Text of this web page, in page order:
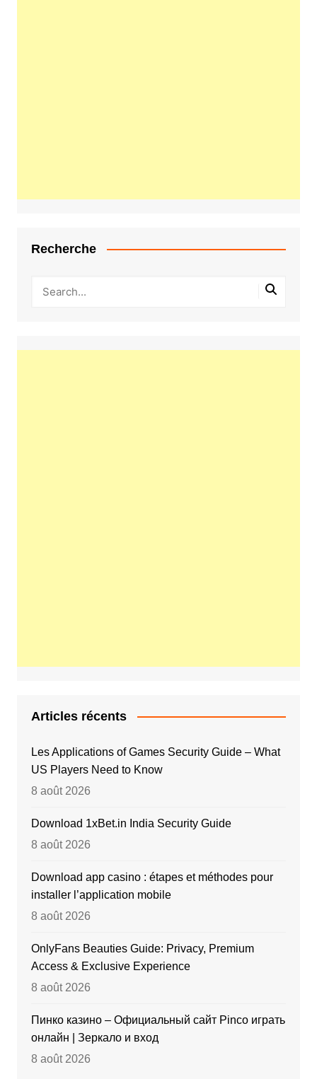
Recherche
Articles récents
Les Applications of Games Security Guide – What
US Players Need to Know
8 août 2026
Download 1xBet.in India Security Guide
8 août 2026
Download app casino : étapes et méthodes pour
installer l’application mobile
8 août 2026
OnlyFans Beauties Guide: Privacy, Premium
Access & Exclusive Experience
8 août 2026
Пинко казино – Официальный сайт Pinco играть
онлайн | Зеркало и вход
8 août 2026